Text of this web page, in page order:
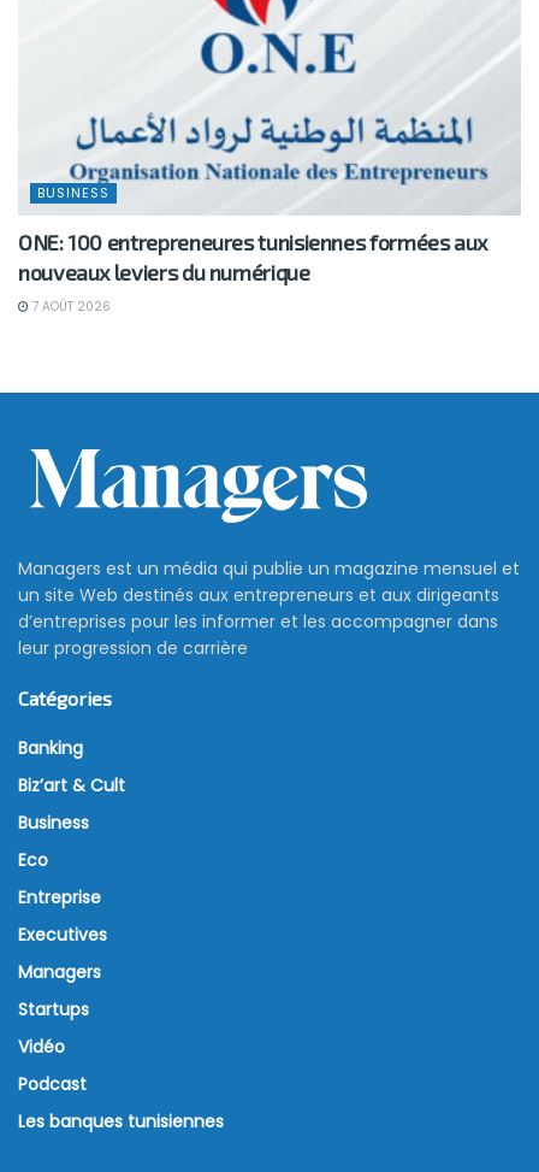
BUSINESS
ONE: 100 entrepreneures tunisiennes formées aux
nouveaux leviers du numérique
7 AOÛT 2026
Managers est un média qui publie un magazine mensuel et
un site Web destinés aux entrepreneurs et aux dirigeants
d’entreprises pour les informer et les accompagner dans
leur progression de carrière
Catégories
Banking
Biz’art & Cult
Business
Eco
Entreprise
Executives
Managers
Startups
Vidéo
Podcast
Les banques tunisiennes